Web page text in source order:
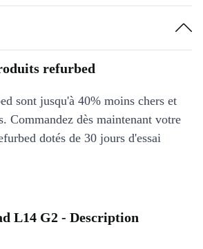
refurbed
sont jusqu'à 40% moins chers et
Commandez dès maintenant votre
dotés de 30 jours d'essai
L14 G2 - Description